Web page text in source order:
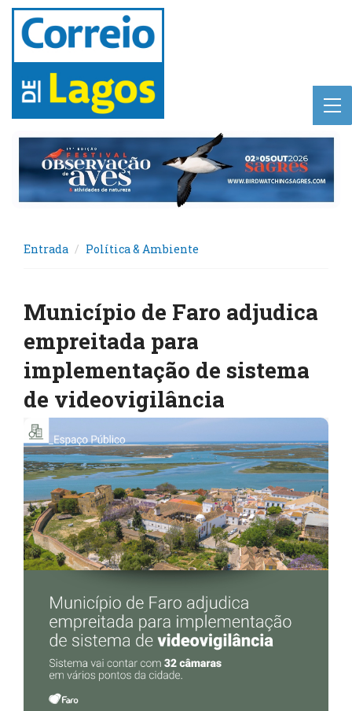
Entrada Política & Ambiente
Município de Faro adjudica
empreitada para
implementação de sistema
de videovigilância